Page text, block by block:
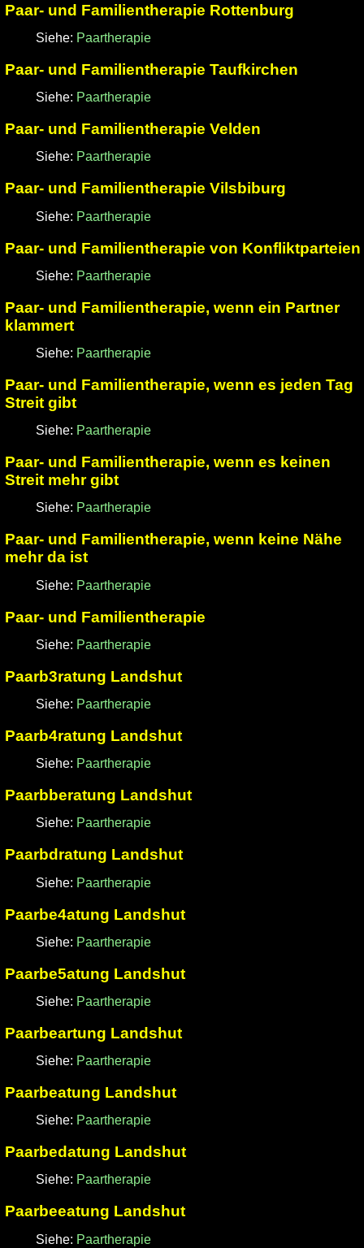
Paar- und Familientherapie Rottenburg
Siehe: Paartherapie
Paar- und Familientherapie Taufkirchen
Siehe: Paartherapie
Paar- und Familientherapie Velden
Siehe: Paartherapie
Paar- und Familientherapie Vilsbiburg
Siehe: Paartherapie
Paar- und Familientherapie von Konfliktparteien
Siehe: Paartherapie
Paar- und Familientherapie, wenn ein Partner
klammert
Siehe: Paartherapie
Paar- und Familientherapie, wenn es jeden Tag
Streit gibt
Siehe: Paartherapie
Paar- und Familientherapie, wenn es keinen
Streit mehr gibt
Siehe: Paartherapie
Paar- und Familientherapie, wenn keine Nähe
mehr da ist
Siehe: Paartherapie
Paar- und Familientherapie
Siehe: Paartherapie
Paarb3ratung Landshut
Siehe: Paartherapie
Paarb4ratung Landshut
Siehe: Paartherapie
Paarbberatung Landshut
Siehe: Paartherapie
Paarbdratung Landshut
Siehe: Paartherapie
Paarbe4atung Landshut
Siehe: Paartherapie
Paarbe5atung Landshut
Siehe: Paartherapie
Paarbeartung Landshut
Siehe: Paartherapie
Paarbeatung Landshut
Siehe: Paartherapie
Paarbedatung Landshut
Siehe: Paartherapie
Paarbeeatung Landshut
Siehe: Paartherapie